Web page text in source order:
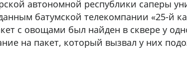
автономной республики саперы
батумской телекомпании «25-й
с овощами был найден в сквере у
на пакет, который вызвал у них